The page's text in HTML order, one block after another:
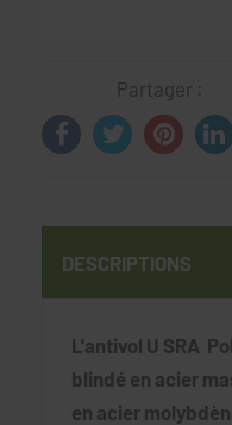
Partager :
DESCRIPTIONS
L'antivol U SRA
blindé en acier
en acier